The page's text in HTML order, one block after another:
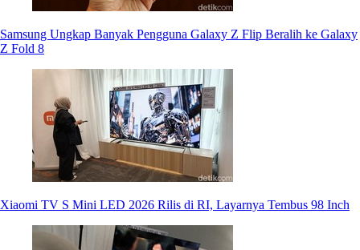
Samsung Ungkap Banyak Pengguna Galaxy Z Flip Beralih ke Galaxy
Z Fold 8
Xiaomi TV S Mini LED 2026 Rilis di RI, Layarnya Tembus 98 Inch